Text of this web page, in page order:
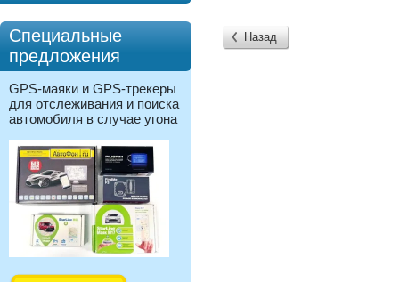
Специальные
предложения
GPS-маяки и GPS-трекеры
для отслеживания и поиска
автомобиля в случае угона
Назад